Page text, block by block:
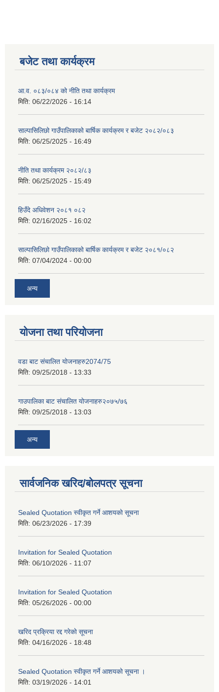
बजेट तथा कार्यक्रम
आ.व. ०८३/०८४ को नीति तथा कार्यक्रम
मिति: 06/22/2026 - 16:14
साल्पासिलिछो गाउँपालिकाको बार्षिक कार्यक्रम र बजेट २०८२/०८३
मिति: 06/25/2025 - 16:49
नीति तथा कार्यक्रम २०८२/८३
मिति: 06/25/2025 - 15:49
हिउँदे अधिवेशन २०८१ ०८२
मिति: 02/16/2025 - 16:02
साल्पासिलिछो गाउँपालिकाको बार्षिक कार्यक्रम र बजेट २०८१/०८२
मिति: 07/04/2024 - 00:00
अन्य
योजना तथा परियोजना
वडा बाट संचालित योजनाहरु2074/75
मिति: 09/25/2018 - 13:33
गाउपालिका बाट संचालित योजनाहरु२०७५/७६
मिति: 09/25/2018 - 13:03
अन्य
सार्वजनिक खरिद/बोलपत्र सूचना
Sealed Quotation स्वीकृत गर्ने आशयको सूचना
मिति: 06/23/2026 - 17:39
Invitation for Sealed Quotation
मिति: 06/10/2026 - 11:07
Invitation for Sealed Quotation
मिति: 05/26/2026 - 00:00
खरिद प्रक्रिया रद्द गरेको सूचना
मिति: 04/16/2026 - 18:48
Sealed Quotation स्वीकृत गर्ने आशयको सूचना ।
मिति: 03/19/2026 - 14:01